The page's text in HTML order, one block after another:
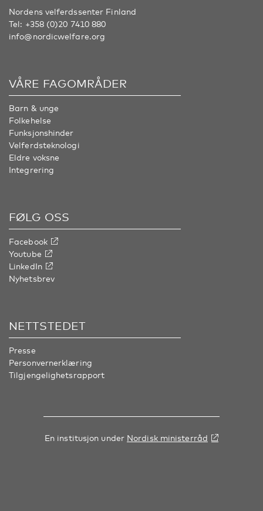
Nordens velferdssenter Finland
Tel: +358 (0)20 7410 880
info@nordicwelfare.org
VÅRE FAGOMRÅDER
Barn & unge
Folkehelse
Funksjonshinder
Velferdsteknologi
Eldre voksne
Integrering
FØLG OSS
Facebook
Youtube
LinkedIn
Nyhetsbrev
NETTSTEDET
Presse
Personvernerklæring
Tilgjengelighetsrapport
En institusjon under Nordisk ministerråd